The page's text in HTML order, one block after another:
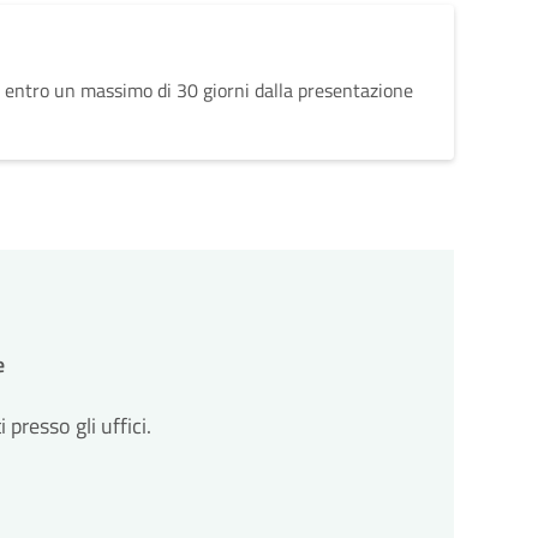
un massimo di 30 giorni dalla presentazione
presso gli uffici.